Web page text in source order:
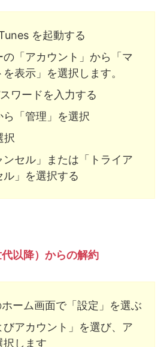
を起動する
の「アカウント」から「マ
表示」を選択します。
ワードを入力する
「管理」を選択
択
ンセル」または「トライア
ル」を選択する
以降）からの解約
ーム画面で「設定」を選ぶ
びアカウント」を選び、ア
択します